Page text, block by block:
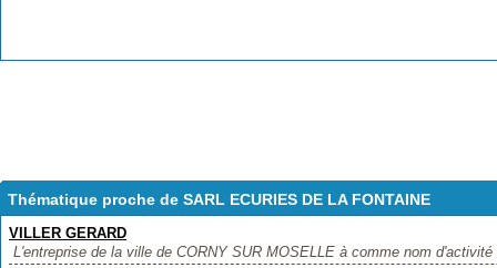
Thématique proche de SARL ECURIES DE LA FONTAINE
VILLER GERARD
L'entreprise de la ville de CORNY SUR MOSELLE à comme nom